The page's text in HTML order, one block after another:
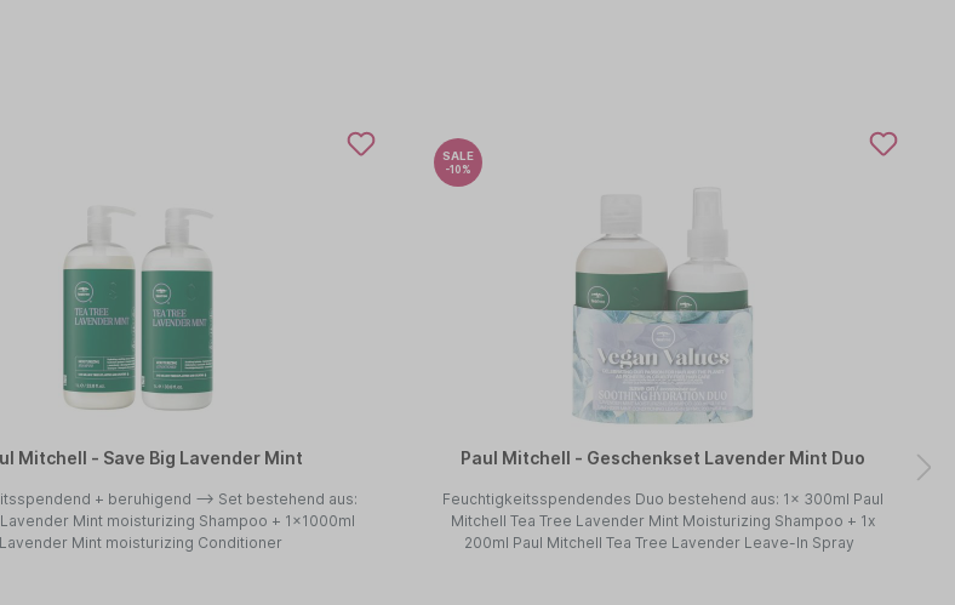
Paul Mitchell - Save Big Lavender Mint
+ beruhigend --> Set bestehend aus:
Mint moisturizing Shampoo + 1x1000ml
Lavender Mint moisturizing Conditioner
SALE
-10%
Paul Mitchell - Geschenkset Lavender Mint Duo
Feuchtigkeitsspendendes Duo bestehend aus: 1x 300ml Paul
Mitchell Tea Tree Lavender Mint Moisturizing Shampoo + 1x
200ml Paul Mitchell Tea Tree Lavender Leave-In Spray